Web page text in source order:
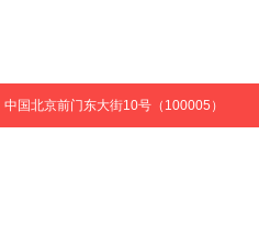
北京前门东大街10号（100005）